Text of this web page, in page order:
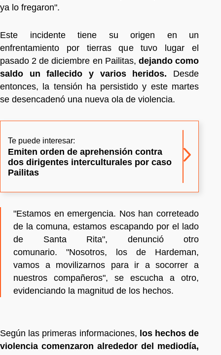
ya lo fregaron".
Este incidente tiene su origen en un
enfrentamiento por tierras que tuvo lugar el
pasado 2 de diciembre en Pailitas, dejando como
saldo un fallecido y varios heridos. Desde
entonces, la tensión ha persistido y este martes
se desencadenó una nueva ola de violencia.
Te puede interesar:
Emiten orden de aprehensión contra
dos dirigentes interculturales por caso
Pailitas
"Estamos en emergencia. Nos han correteado
de la comuna, estamos escapando por el lado
de Santa Rita", denunció otro
comunario. "Nosotros, los de Hardeman,
vamos a movilizarnos para ir a socorrer a
nuestros compañeros", se escucha a otro,
evidenciando la magnitud de los hechos.
Según las primeras informaciones, los hechos de
violencia comenzaron alrededor del mediodía,